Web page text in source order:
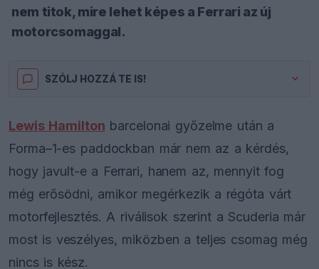
nem titok, mire lehet képes a Ferrari az új
motorcsomaggal.
SZÓLJ HOZZÁ TE IS!
Lewis Hamilton barcelonai győzelme után a
Forma–1-es paddockban már nem az a kérdés,
hogy javult-e a Ferrari, hanem az, mennyit fog
még erősödni, amikor megérkezik a régóta várt
motorfejlesztés. A riválisok szerint a Scuderia már
most is veszélyes, miközben a teljes csomag még
nincs is kész.